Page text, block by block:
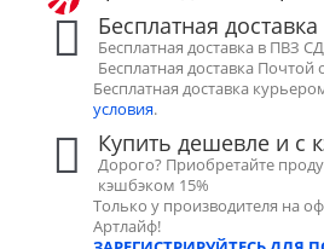
Бесплатная доставка
Бесплатная доставка в ПВЗ
Бесплатная доставка Почтой
Бесплатная доставка
условия.
Купить дешевле и с
Дорого? Приобретайте
кэшбэком 15%
Только у производителя на
Артлайф!